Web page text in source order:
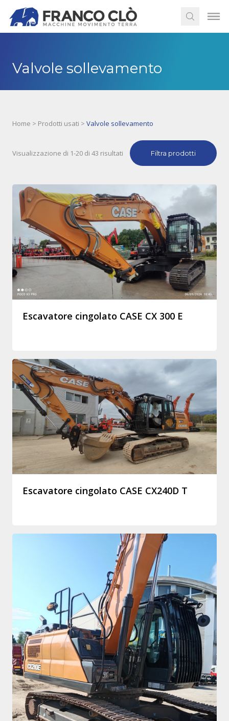
Valvole sollevamento
Home > Prodotti usati > Valvole sollevamento
Visualizzazione di 1-20 di 43 risultati Filtra prodotti
Escavatore cingolato CASE CX 300 E
Escavatore cingolato CASE CX240D T